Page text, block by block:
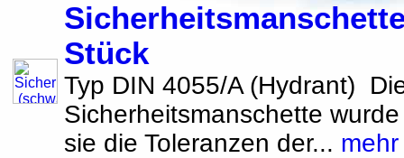
Stück
Typ DIN 4055/A (Hydrant)
Sicherheitsmanschette
sie die Toleranzen der... mehr